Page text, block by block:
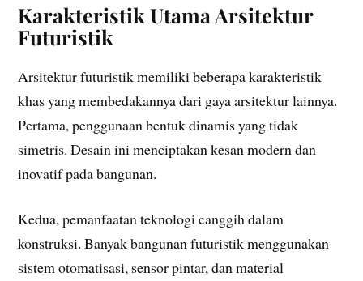
Karakteristik Utama Arsitektur
Futuristik
Arsitektur futuristik memiliki beberapa karakteristik
khas yang membedakannya dari gaya arsitektur lainnya.
Pertama, penggunaan bentuk dinamis yang tidak
simetris. Desain ini menciptakan kesan modern dan
inovatif pada bangunan.
Kedua, pemanfaatan teknologi canggih dalam
konstruksi. Banyak bangunan futuristik menggunakan
sistem otomatisasi, sensor pintar, dan material